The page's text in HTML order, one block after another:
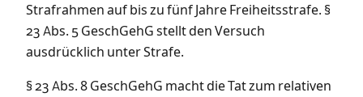
Strafrahmen auf bis zu fünf Jahre Freiheitsstrafe. §
23 Abs. 5 GeschGehG stellt den Versuch
ausdrücklich unter Strafe.
§ 23 Abs. 8 GeschGehG macht die Tat zum relativen